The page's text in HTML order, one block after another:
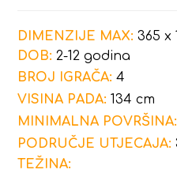
DIMENZIJE MAX: 365 x
DOB: 2-12 godina
BROJ IGRAČA: 4
VISINA PADA: 134 cm
MINIMALNA POVRŠINA:
PODRUČJE UTJECAJA:
TEŽINA: